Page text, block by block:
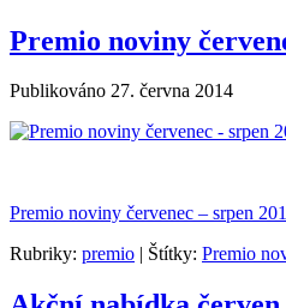
Premio noviny
Publikováno 27. června 2014
Premio noviny červenec – srpen
Rubriky: premio | Štítky: Premio